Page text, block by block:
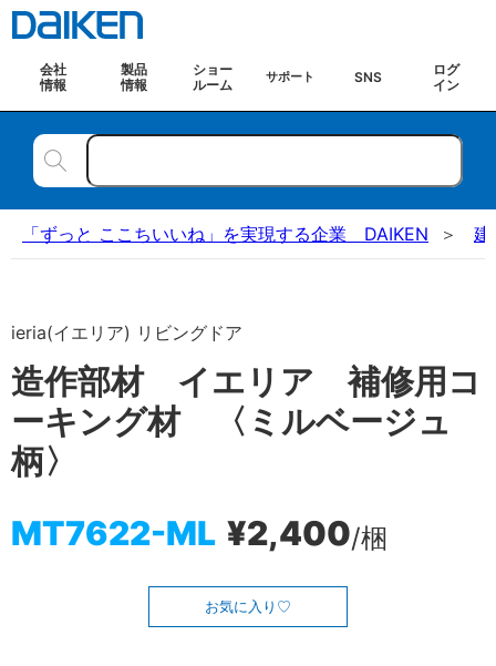
会社
情報
製品
情報
ショー
ルーム
サポート SNS
ログ
イン
「ずっと ここちいいね」を実現する企業 DAIKEN 建
ieria(イエリア) リビングドア
造作部材 イエリア 補修用コ
ーキング材 〈ミルベージュ
柄〉
MT7622-ML ¥2,400/梱
お気に入り